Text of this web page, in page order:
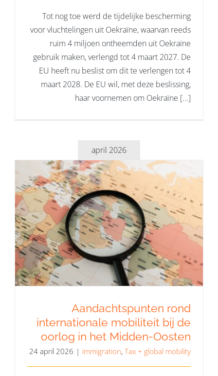
Tot nog toe werd de tijdelijke bescherming
voor vluchtelingen uit Oekraïne, waarvan reeds
ruim 4 miljoen ontheemden uit Oekraïne
gebruik maken, verlengd tot 4 maart 2027. De
EU heeft nu beslist om dit te verlengen tot 4
maart 2028. De EU wil, met deze beslissing,
haar voornemen om Oekraïne [...]
april 2026
Aandachtspunten rond
internationale mobiliteit bij de
oorlog in het Midden-Oosten
Aandachtspunten rond
internationale mobiliteit bij de
oorlog in het Midden-Oosten
24 april 2026 | immigration, Tax + global mobility